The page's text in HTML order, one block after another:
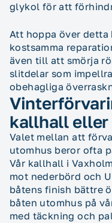
glykol för att
Att hoppa över
kostsamma
även till att smörja
slitdelar som
obehagliga
kallhall eller
Valet mellan att
utomhus beror ofta
Vår kallhall i
mot nederbörd och
båtens finish bättre
båten utomhus på
med täckning och